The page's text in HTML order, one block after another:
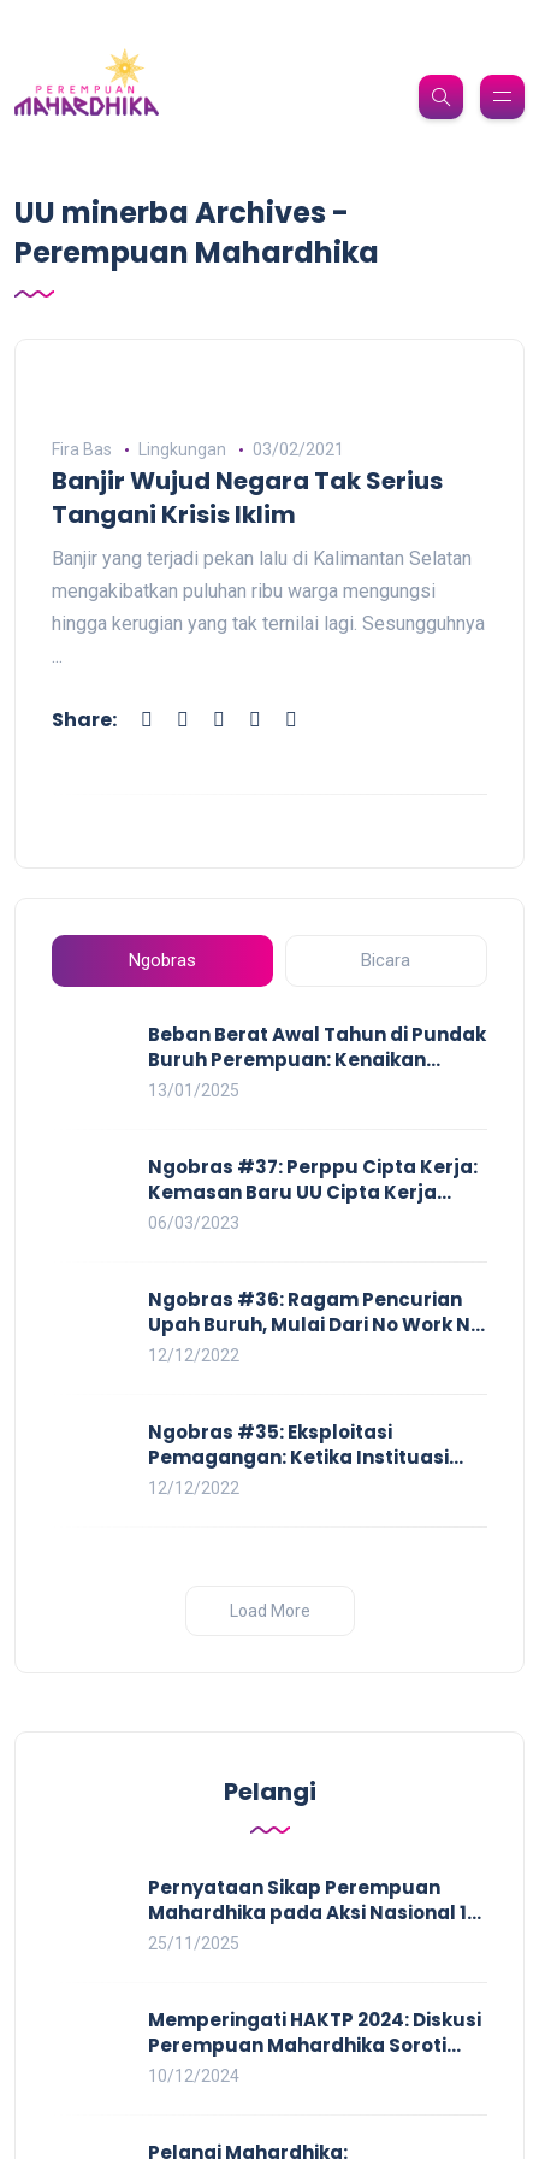
UU minerba Archives -
Perempuan Mahardhika
Fira Bas Lingkungan 03/02/2021
Banjir Wujud Negara Tak Serius
Tangani Krisis Iklim
Banjir yang terjadi pekan lalu di Kalimantan Selatan
mengakibatkan puluhan ribu warga mengungsi
hingga kerugian yang tak ternilai lagi. Sesungguhnya
...
Share:
Ngobras Bicara
Beban Berat Awal Tahun di Pundak
Buruh Perempuan: Kenaikan
Harga yang Mencekik, Ancaman
13/01/2025
Ngobras #37: Perppu Cipta Kerja:
Kemasan Baru UU Cipta Kerja
yang Semakin Merugikan Buruh
06/03/2023
Ngobras #36: Ragam Pencurian
Upah Buruh, Mulai Dari No Work No
Pay Hingga Skorsing
12/12/2022
Ngobras #35: Eksploitasi
Pemagangan: Ketika Instituasi
Pendidikan Tunduk pada Hilir
12/12/2022
Load More
Pelangi
Pernyataan Sikap Perempuan
Mahardhika pada Aksi Nasional 16
HAKTP 2025 Kerja Layak dan Bebas
25/11/2025
Memperingati HAKTP 2024: Diskusi
Perempuan Mahardhika Soroti
Kerja Layak yang Inklusif bagi
10/12/2024
Pelangi Mahardhika: